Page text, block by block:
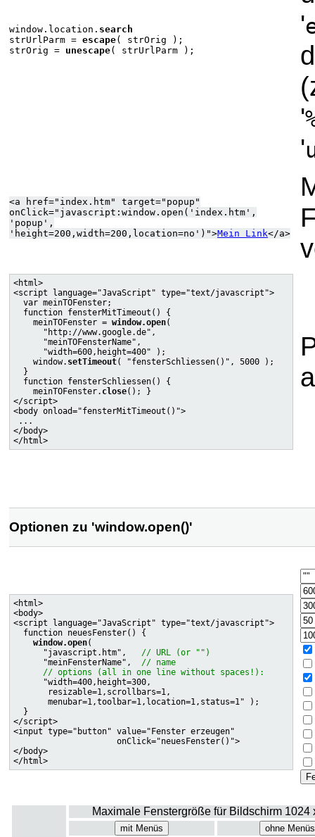
window.location. search
strUrlParm = escape( strOrig );
strOrig = unescape( strUrlParm );
'
'
'
<a href="index.htm" target="popup"
onClick="javascript:window.open('index.htm',
'popup',
'height=200,width=200,location=no')">Mein Link</a>
<html>
<script language="JavaScript" type="text/javascript">
  var meinTOFenster;
  function fensterMitTimeout() {
    meinTOFenster =
window.open(
      "http://www.google.de",
      "meinTOFensterName",
      "width=600,height=400" );
    window.
setTimeout( "fensterSchliessen()", 5000 );
  }
  function fensterSchliessen() {
    meinTOFenster.
close(); }
</script>
<body onload="fensterMitTimeout()">
...
</body>
Optionen zu 'window.open()'
<html>
<body>
<script language="JavaScript" type="text/javascript">
  function neuesFenster() {
window.open(
      "javascript.htm",
// URL (or "")
      "meinFensterName",
// name
// options (all in one line without spaces!):
      "width=400,height=300,
       resizable=1,scrollbars=1,
       menubar=1,toolbar=1,location=1,status=1" );
  }
</script>
<input type="button" value="Fenster erzeugen"
                     onClick="neuesFenster()">
</body>
Maximale Fenstergröße für Bildschirm 1024